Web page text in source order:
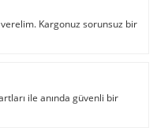
Kargonuz sorunsuz bir
ile anında güvenli bir